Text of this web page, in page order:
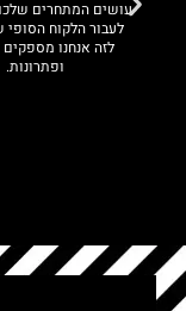
עושים המתחרים
לעבור הלקוח הסופי
לזה אנחנו
ופתרונות.